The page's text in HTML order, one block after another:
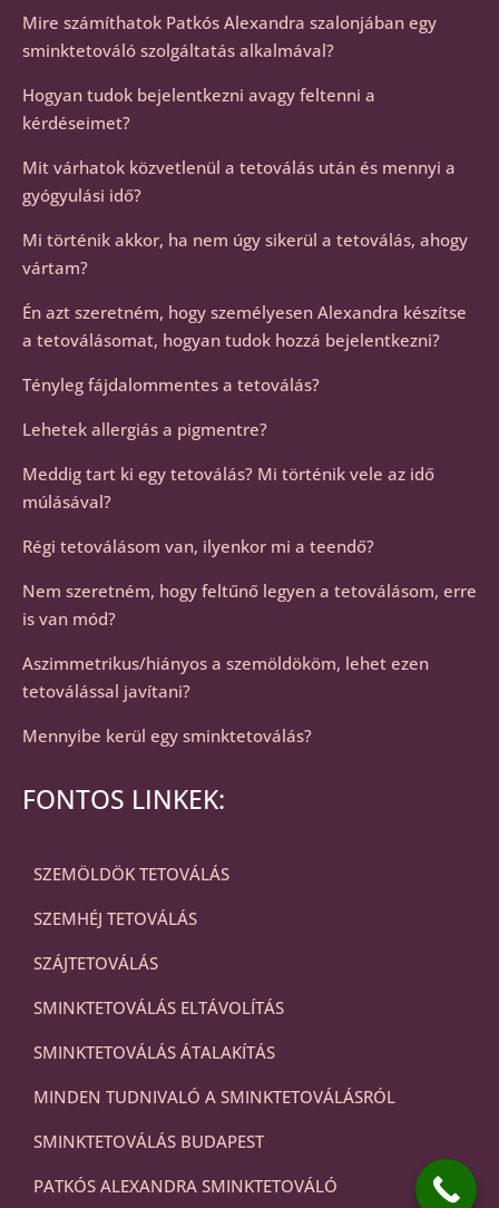
Mire számíthatok Patkós Alexandra szalonjában egy
sminktetováló szolgáltatás alkalmával?
Hogyan tudok bejelentkezni avagy feltenni a
kérdéseimet?
Mit várhatok közvetlenül a tetoválás után és mennyi a
gyógyulási idő?
Mi történik akkor, ha nem úgy sikerül a tetoválás, ahogy
vártam?
Én azt szeretném, hogy személyesen Alexandra készítse
a tetoválásomat, hogyan tudok hozzá bejelentkezni?
Tényleg fájdalommentes a tetoválás?
Lehetek allergiás a pigmentre?
Meddig tart ki egy tetoválás? Mi történik vele az idő
múlásával?
Régi tetoválásom van, ilyenkor mi a teendő?
Nem szeretném, hogy feltűnő legyen a tetoválásom, erre
is van mód?
Aszimmetrikus/hiányos a szemöldököm, lehet ezen
tetoválással javítani?
Mennyibe kerül egy sminktetoválás?
FONTOS LINKEK:
SZEMÖLDÖK TETOVÁLÁS
SZEMHÉJ TETOVÁLÁS
SZÁJTETOVÁLÁS
SMINKTETOVÁLÁS ELTÁVOLÍTÁS
SMINKTETOVÁLÁS ÁTALAKÍTÁS
MINDEN TUDNIVALÓ A SMINKTETOVÁLÁSRÓL
SMINKTETOVÁLÁS BUDAPEST
PATKÓS ALEXANDRA SMINKTETOVÁLÓ